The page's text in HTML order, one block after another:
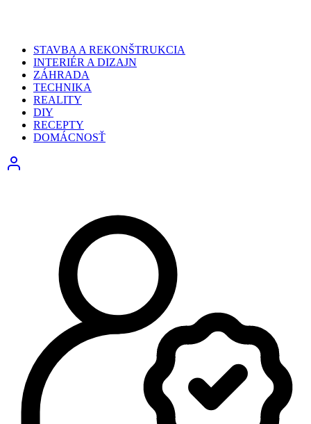
STAVBA A REKONŠTRUKCIA
INTERIÉR A DIZAJN
ZÁHRADA
TECHNIKA
REALITY
DIY
RECEPTY
DOMÁCNOSŤ